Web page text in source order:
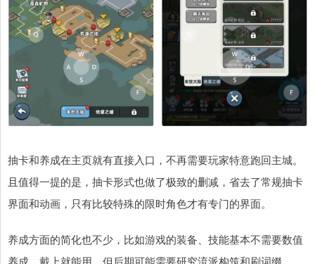
抽卡和养成在主页就有直接入口，不再需要玩家特意跑回主城。
且值得一提的是，抽卡形式也做了极致的删减，省去了常规抽卡
界面和动画，只有比较特殊的限时角色才有专门的界面。
养成方面的简化也不少，比如游戏的装备、技能基本不需要数值
养成，戴上就能用，但后期可能需要研究流派构筑和刷词缀。